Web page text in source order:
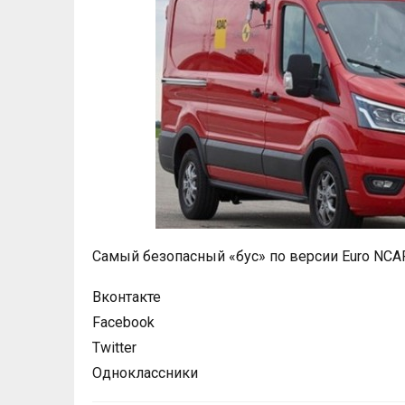
Самый безопасный «бус» по версии Euro
Вконтакте
Facebook
Twitter
Одноклассники